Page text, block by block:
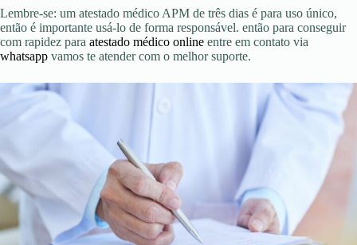
Lembre-se: um atestado médico APM de três dias é para uso único,
então é importante usá-lo de forma responsável. então para conseguir
com rapidez para atestado médico online entre em contato via
whatsapp vamos te atender com o melhor suporte.